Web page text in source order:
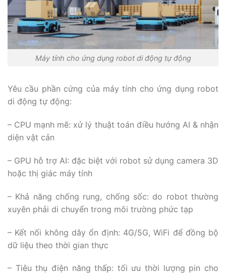
Máy tính cho ứng dụng robot di động tự động
Yêu cầu phần cứng của máy tính cho ứng dụng robot
di động tự động:
– CPU mạnh mẽ: xử lý thuật toán điều hướng AI & nhận
diện vật cản
– GPU hỗ trợ AI: đặc biệt với robot sử dụng camera 3D
hoặc thị giác máy tính
– Khả năng chống rung, chống sốc: do robot thường
xuyên phải di chuyển trong môi trường phức tạp
– Kết nối không dây ổn định: 4G/5G, WiFi để đồng bộ
dữ liệu theo thời gian thực
– Tiêu thụ điện năng thấp: tối ưu thời lượng pin cho